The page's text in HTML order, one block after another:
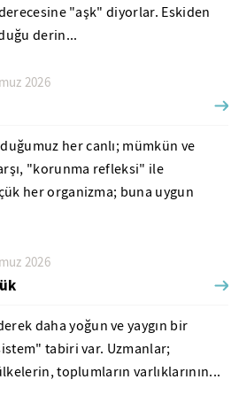
"aşk" diyorlar. Eskiden
derin...
2026
her canlı; mümkün ve
"korunma refleksi" ile
her organizma; buna uygun
2026
daha yoğun ve yaygın bir
tabiri var. Uzmanlar;
toplumların varlıklarının...